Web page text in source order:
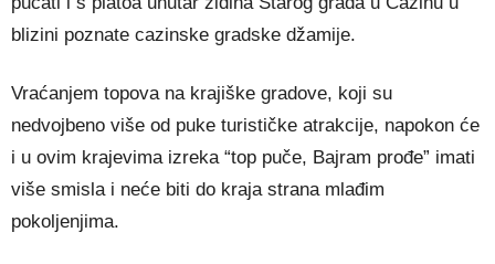
blizini poznate cazinske gradske džamije.
Vraćanjem topova na krajiške gradove, koji su
nedvojbeno više od puke turističke atrakcije, napokon će
i u ovim krajevima izreka “top puče, Bajram prođe” imati
više smisla i neće biti do kraja strana mlađim
pokoljenjima.